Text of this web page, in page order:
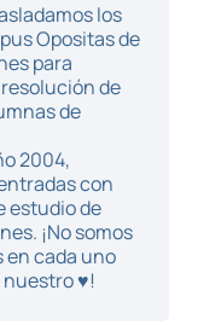
los
Opositas de
para
de
de
2004,
con
estudio de
¡No somos
en cada uno
nuestro ♥!